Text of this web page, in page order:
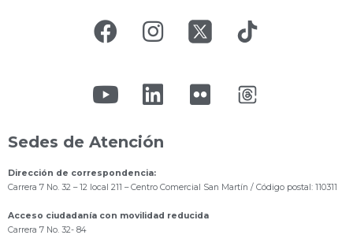
Sedes de Atención
Dirección de correspondencia:
Carrera 7 No. 32 – 12 local 211 – Centro Comercial San Martín / Código postal: 110311
Acceso ciudadanía con movilidad reducida
Carrera 7 No. 32- 84